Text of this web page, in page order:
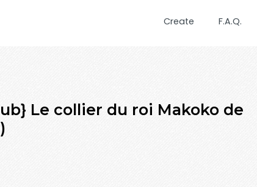
Create F.A.Q.
Le collier du roi Makoko de